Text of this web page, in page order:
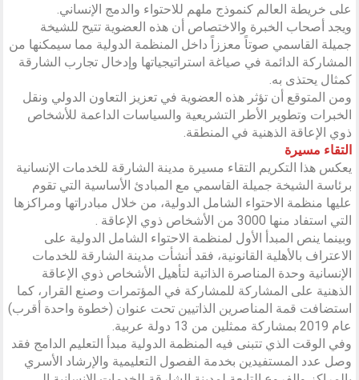
على خريطة العالم كنموذج ملهم للاحتواء والدمج الإنساني.
ويجد أصحاب الخبرة والاختصاص أن هذه العضوية تتيح للشيخة
جميلة القاسمي صوتاً معززاً داخل المنظمة الدولية مما سيمكنها من
المشاركة الدائمة في صياغة استراتيجياتها وإدخال تجارب الشارقة
كمثال يحتذى به.
ومن المتوقع أن تؤثر هذه العضوية في تعزيز التعاون الدولي ونقل
الخبرات وتطوير الأطر التشريعية والسياسات الداعمة للأشخاص
ذوي الإعاقة الذهنية في المنطقة.
التقاء مسيرة
يعكس هذا التكريم التقاء مسيرة مدينة الشارقة للخدمات الإنسانية
برئاسة الشيخة جميلة القاسمي مع المبادئ الأساسية التي تقوم
عليها منظمة الاحتواء الشامل الدولية، من خلال مبادراتها ومراكزها
التي استفاد منها 3000 من الأشخاص ذوي الإعاقة .
وبينما ينص المبدأ الأول لمنظمة الاحتواء الشامل الدولية على
الاعتراف بالأهلية القانونية، فقد أنشأت مدينة الشارقة للخدمات
الإنسانية وحدة المناصرة الذاتية لتأهيل الأشخاص ذوي الإعاقة
الذهنية على المشاركة للمشاركة في المؤتمرات وصنع القرار، كما
استضافت قمة المناصرين الذاتيين تحت عنوان (خطوة واحدة أقرب)
عام 2019 بمشاركة ممثلين من 13 دولة عربية.
وفي الوقت الذي تتبنى فيه المنظمة الدولية مبدأ التعليم الدامج فقد
وصل عدد المستفيدين بخدمة الفصول التعليمية والإرشاد الأسري